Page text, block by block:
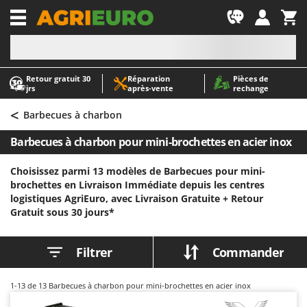
Retour gratuit 30
jrs
Réparation
après‑vente
Pièces de
rechange
-1
A
Abris de jardin
Accessoires pour tracteurs tondeuses autoportés
Aérateurs Scarificateurs pour gazon
Arracheuses de pommes de terre pour tracteur
Aspirateurs - Balais Électriques
Aspirateurs à cendres
Aspirateurs à feuilles sur roues
Aspirateurs de piscine
Aspirateurs Multifonctions
A
AgriEuro Premium
AgriEuro TOP-LINE
AGT
Aima
Airmec
AL-KO
ALA 2000
Alce
< Barbecues à charbon
Barbecues à charbon pour mini-brochettes en acier inox
Choisissez parmi 13 modèles de Barbecues pour mini-
brochettes en Livraison Immédiate depuis les centres
logistiques AgriEuro, avec Livraison Gratuite + Retour
Gratuit sous 30 jours*
Filtrer Commander
1-13 de 13 Barbecues à charbon pour mini-brochettes en acier inox